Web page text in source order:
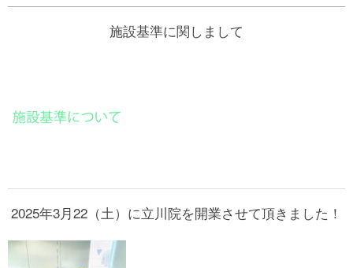
施設基準に関しまして
2025年3月22（土）に立川院を開業させて頂きました！